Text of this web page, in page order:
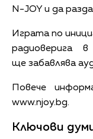
N-JOY и да
Играта по
радиоверига
ще забавлява
Повече
www.njoy.bg.
Ключови